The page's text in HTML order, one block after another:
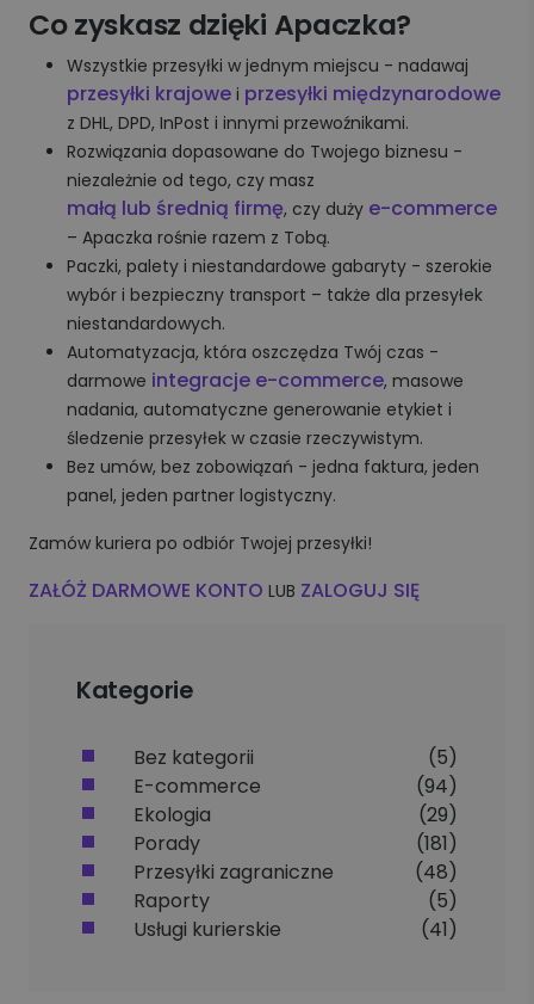
Co zyskasz dzięki Apaczka?
Wszystkie przesyłki w jednym miejscu - nadawaj
przesyłki krajowe i przesyłki międzynarodowe
z DHL, DPD, InPost i innymi przewoźnikami.
Rozwiązania dopasowane do Twojego biznesu -
niezależnie od tego, czy masz
małą lub średnią firmę, czy duży e-commerce
– Apaczka rośnie razem z Tobą.
Paczki, palety i niestandardowe gabaryty - szerokie
wybór i bezpieczny transport – także dla przesyłek
niestandardowych.
Automatyzacja, która oszczędza Twój czas -
darmowe integracje e-commerce, masowe
nadania, automatyczne generowanie etykiet i
śledzenie przesyłek w czasie rzeczywistym.
Bez umów, bez zobowiązań - jedna faktura, jeden
panel, jeden partner logistyczny.
Zamów kuriera po odbiór Twojej przesyłki!
ZAŁÓŻ DARMOWE KONTO LUB ZALOGUJ SIĘ
Kategorie
Bez kategorii
(5)
E-commerce
(94)
Ekologia
(29)
Porady
(181)
Przesyłki zagraniczne
(48)
Raporty
(5)
Usługi kurierskie
(41)